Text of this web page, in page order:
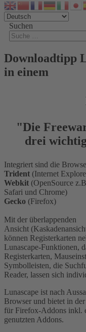
Suchen
Downloadtipp
in einem
"Die
drei
Integriert sind die
Trident (Internet
Webkit (OpenSource
Safari und Chrome)
Gecko (Firefox)
Mit der überlappenden
Ansicht
können Registerkarten
Lunascape-Funktionen,
Registerkarten,
Symbolleisten, die
Reader, lassen sich
Lunascape ist nach
Browser und bietet in
für Firefox-Addons inkl.
genutzten Addons.